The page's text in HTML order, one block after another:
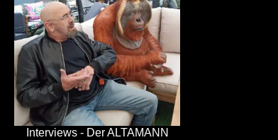
Interviews - Der ALTAMANN